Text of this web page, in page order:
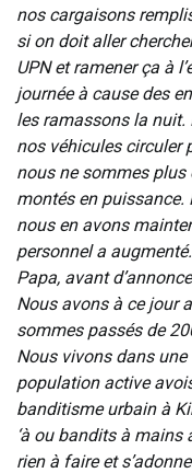
nos cargaisons
si on doit aller
UPN et ramener ça à
journée à cause des
les ramassons la nuit.
nos véhicules circuler
nous ne sommes plus
montés en
nous en avons
personnel a
Papa, avant
Nous avons à ce jour
sommes passés de
Nous vivons dans
population active
banditisme urbain à
‘à ou bandits à mains
rien à faire et